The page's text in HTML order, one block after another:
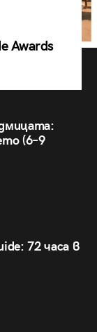
Awards
(6–9
72 часа в